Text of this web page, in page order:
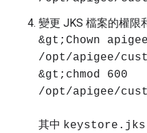
變更 JKS 檔案的權限
&gt;Chown
/opt/apigee/
&gt;chmod 600
/opt/apigee/
其中 keystore.jks